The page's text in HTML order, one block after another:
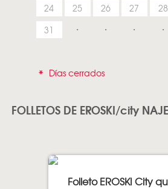
24 25 26 27 28
31
* Días cerrados
FOLLETOS DE EROSKI/city
Folleto EROSKI City